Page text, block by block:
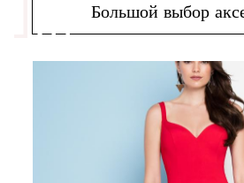
Большой выбор